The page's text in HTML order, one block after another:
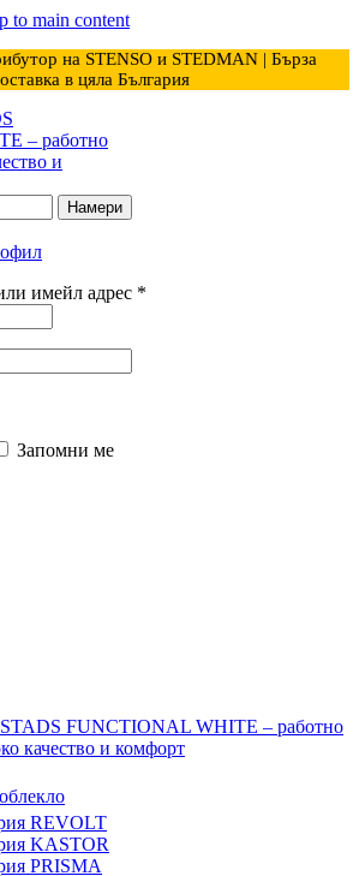
to main content
на STENSO и STEDMAN | Бърза
в цяла България
Намери
имейл адрес *
Запомни ме
REVOLT
KASTOR
PRISMA